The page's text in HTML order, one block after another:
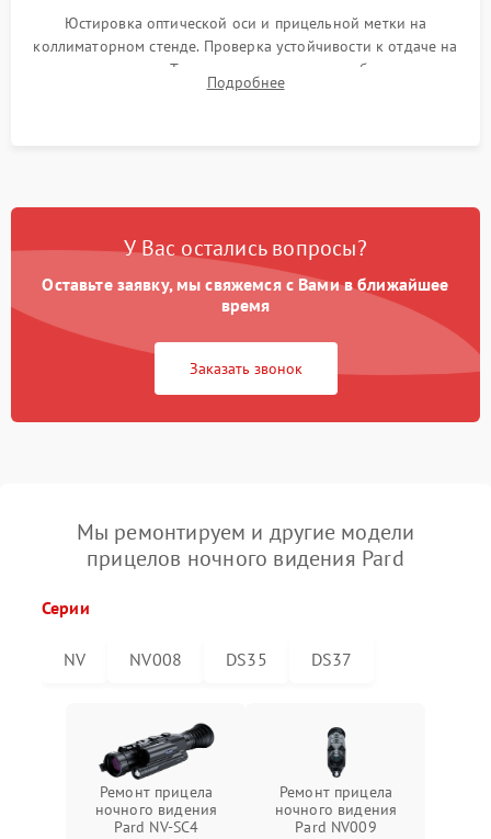
Юстировка оптической оси и прицельной метки на
коллиматорном стенде. Проверка устойчивости к отдаче на
ударном стенде. Тестирование качества изображения в
темноте, дальности обнаружения и корректной работы всех
Подробнее
У Вас остались вопросы?
Оставьте заявку, мы свяжемся с Вами в ближайшее
время
Заказать звонок
Мы ремонтируем и другие модели
прицелов ночного видения Pard
Серии
NV NV008 DS35 DS37
Ремонт прицела
ночного видения
Pard NV-SC4
Ремонт прицела
ночного видения
Pard NV009